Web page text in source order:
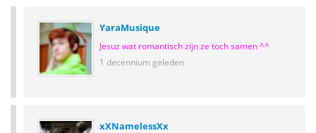
YaraMusique
Jesuz wat romantisch zijn ze toch samen ^^
1 decennium geleden
xXNamelessXx